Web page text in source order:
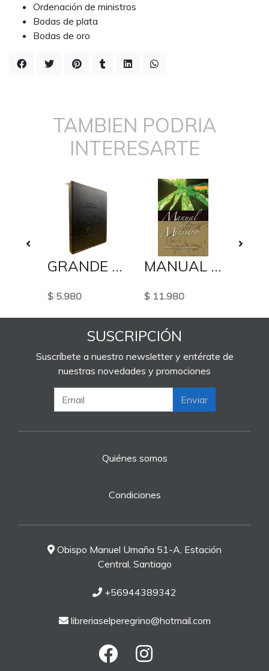
Ordenación de ministros
Bodas de plata
Bodas de oro
TAMBIEN PODRIA
INTERESARTE
GRANDE CIERRE PENTECOSTAL/IMPCH
$ 5.980
MANUAL DEL MINISTRO
$ 11.980
SUSCRIPCIÓN
Suscríbete a nuestro newsletter y entérate de
nuestras novedades y promociones
Enviar
Quiénes somos
Condiciones
Obispo Manuel Umaña 51-A, Estación
Central, Santiago
+56944389342
libreriaselperegrino@hotmail.com